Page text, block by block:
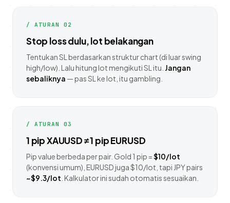
/ ATURAN 02
Stop loss dulu, lot belakangan
Tentukan SL berdasarkan struktur chart (di luar swing
high/low). Lalu hitung lot mengikuti SL itu. Jangan
sebaliknya — pas SL ke lot, itu gambling.
/ ATURAN 03
1 pip XAUUSD ≠ 1 pip EURUSD
Pip value berbeda per pair. Gold 1 pip =$10/lot
(konvensi umum), EURUSD juga $10/lot, tapi JPY pairs
~$9.3/lot . Kalkulator ini sudah otomatis sesuaikan.